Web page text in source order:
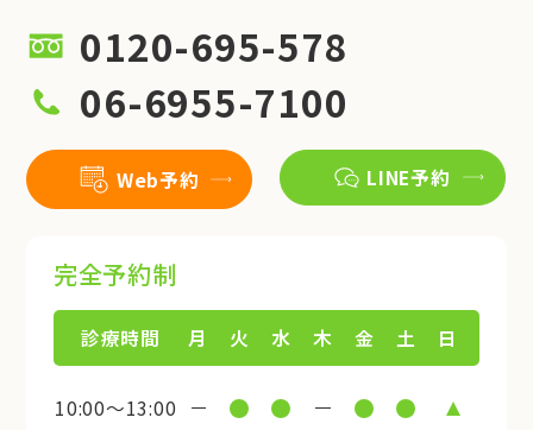
0120-695-578
06-6955-7100
Web予約 LINE予約
完全予約制
診療時間 月 火 水 木 金 土 日
10:00～13:00